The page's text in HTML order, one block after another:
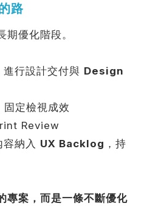
路
優化階段。
行設計交付與 Design
定檢視成效
Review
納入 UX Backlog ，持
專案，而是一條不斷優化